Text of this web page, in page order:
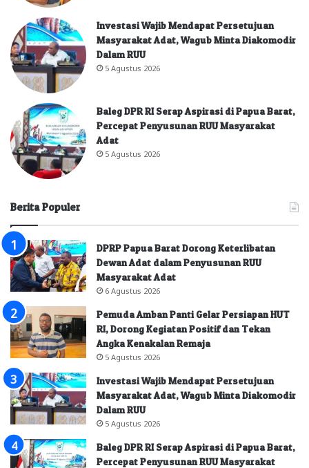
Investasi Wajib Mendapat Persetujuan
Masyarakat Adat, Wagub Minta Diakomodir
Dalam RUU
5 Agustus 2026
Baleg DPR RI Serap Aspirasi di Papua Barat,
Percepat Penyusunan RUU Masyarakat
Adat
5 Agustus 2026
Berita Populer
DPRP Papua Barat Dorong Keterlibatan
Dewan Adat dalam Penyusunan RUU
Masyarakat Adat
6 Agustus 2026
Pemuda Amban Panti Gelar Persiapan HUT
RI, Dorong Kegiatan Positif dan Tekan
Angka Kenakalan Remaja
5 Agustus 2026
Investasi Wajib Mendapat Persetujuan
Masyarakat Adat, Wagub Minta Diakomodir
Dalam RUU
5 Agustus 2026
Baleg DPR RI Serap Aspirasi di Papua Barat,
Percepat Penyusunan RUU Masyarakat